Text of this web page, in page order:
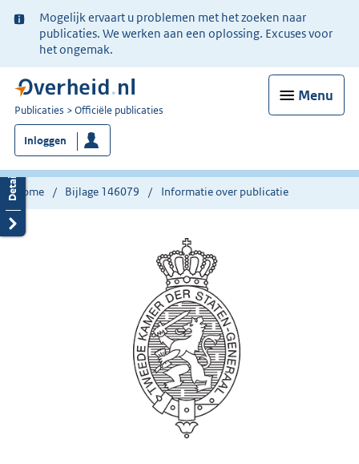
Ter
informatie:
Mogelijk ervaart u problemen met het zoeken naar
publicaties. We werken aan een oplossing. Excuses voor
het ongemak.
Menu
U
bent
nu
hier:
Publicaties Officiële publicaties
Inloggen
Home Bijlage 146079 Informatie over publicatie